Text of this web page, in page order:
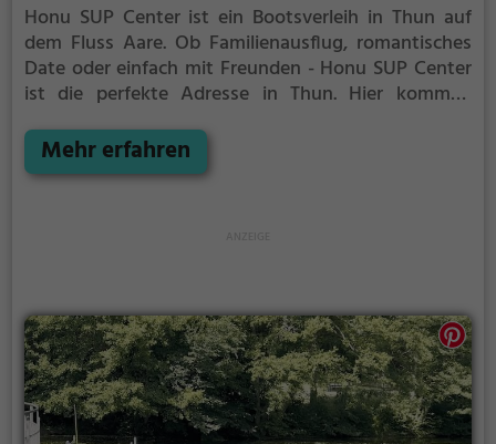
Honu SUP Center ist ein Bootsverleih in Thun auf
dem Fluss Aare. Ob Familienausflug, romantisches
Date oder einfach mit Freunden - Honu SUP Center
ist die perfekte Adresse in Thun. Hier kommen
echte Wasserratten auf ihre Kosten.
Mehr erfahren